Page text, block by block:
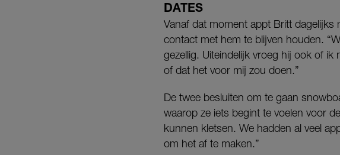
DATES
Vanaf dat moment appt Britt
contact met hem te blijven houden.
gezellig. Uiteindelijk vroeg hij ook of
of dat het voor mij zou doen.”
De twee besluiten om te gaan
waarop ze iets begint te voelen voor
kunnen kletsen. We hadden al veel
om het af te maken.”